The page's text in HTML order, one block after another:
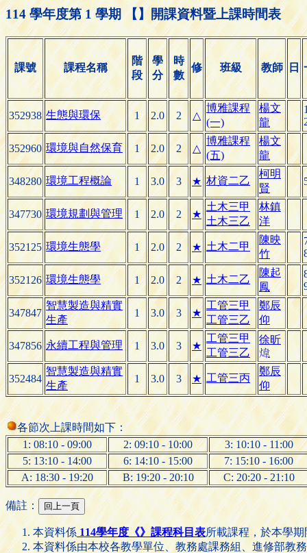
114 學年度第 1 學期 【】開課資料暨上課時間表
課號 課程名稱
階
段
學
分
時
數
修 班級 教師 日
352938 生態與環保 1 2.0 2 △
博雅課程
(一)
楊文
龍
352960 環境與自然保育 1 2.0 2 △
博雅課程
(五)
楊文
龍
348280 環境工程概論 1 3.0 3 ★ 材資二乙
柯明
賢
347730 環境規劃與管理 1 2.0 2 ★
土木三甲
土木三乙
林鎮
洋
352125 環境生態學 1 2.0 2 ★ 土木二甲
陳映
竹
352126 環境生態學 1 2.0 2 ★ 土木二乙
陳起
鳳
347847
智慧製造與精實
生產
1 3.0 3 ★
工管三甲
工管三乙
鄭辰
仰
347856 永續工程與管理 1 3.0 3 ★
工管三甲
工管三乙
徐昕

352484
智慧製造與精實
生產
1 3.0 3 ★ 工管三丙
鄭辰
仰
各節次上課時間如下：
1: 08:10 - 09:00
2: 09:10 - 10:00
3: 10:10 - 11:00
5: 13:10 - 14:00
6: 14:10 - 15:00
7: 15:10 - 16:00
A: 18:30 - 19:20
B: 19:20 - 20:10 C: 20:20 - 21:10
備註：
本資料係 114學年度《》課程科目表所載課程，於本學
本資料係由本校各教學單位、教務處課務組、進修部教